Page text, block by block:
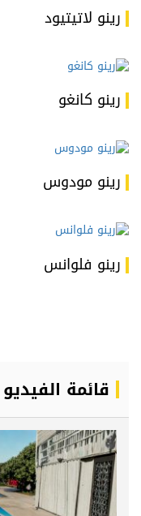
رينو لاتيتيود
رينو كانغو
رينو مودوس
رينو فلوانس
قائمة الفيديو